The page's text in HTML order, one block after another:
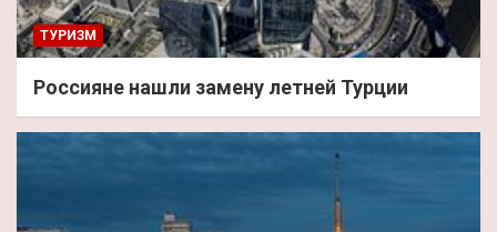
ТУРИЗМ
Россияне нашли замену летней Турции